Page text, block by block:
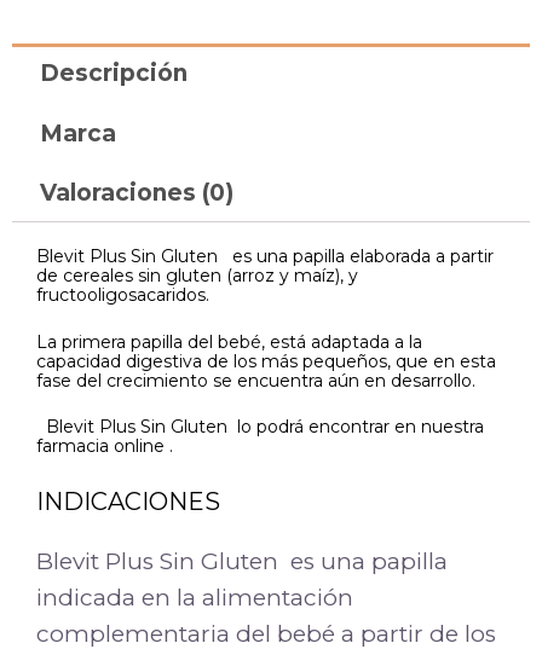
Descripción
Marca
Valoraciones (0)
Blevit Plus Sin Gluten es una papilla elaborada a partir
de cereales sin gluten (arroz y maíz), y
fructooligosacaridos.
La primera papilla del bebé, está adaptada a la
capacidad digestiva de los más pequeños, que en esta
fase del crecimiento se encuentra aún en desarrollo.
Blevit Plus Sin Gluten lo podrá encontrar en nuestra
farmacia online .
INDICACIONES
Blevit Plus Sin Gluten es una papilla
indicada en la alimentación
complementaria del bebé a partir de los